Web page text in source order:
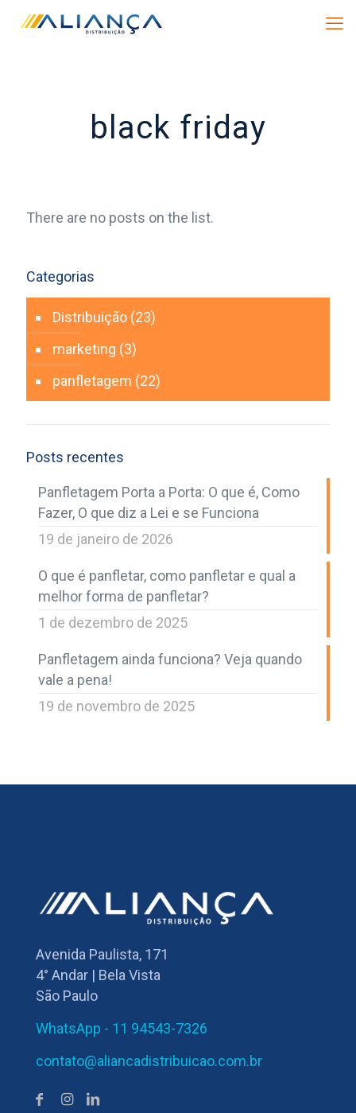
black friday
There are no posts on the list.
Categorias
Distribuição (23)
marketing (3)
panfletagem (22)
Posts recentes
Panfletagem Porta a Porta: O que é, Como
Fazer, O que diz a Lei e se Funciona
19 de janeiro de 2026
O que é panfletar, como panfletar e qual a
melhor forma de panfletar?
1 de dezembro de 2025
Panfletagem ainda funciona? Veja quando
vale a pena!
19 de novembro de 2025
Avenida Paulista, 171
4° Andar | Bela Vista
São Paulo
WhatsApp - 11 94543-7326
contato@aliancadistribuicao.com.br